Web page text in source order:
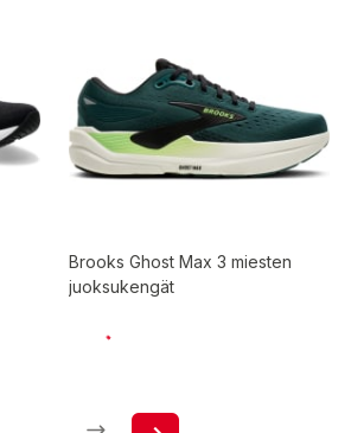
Brooks Ghost Max 3 miesten
juoksukengät